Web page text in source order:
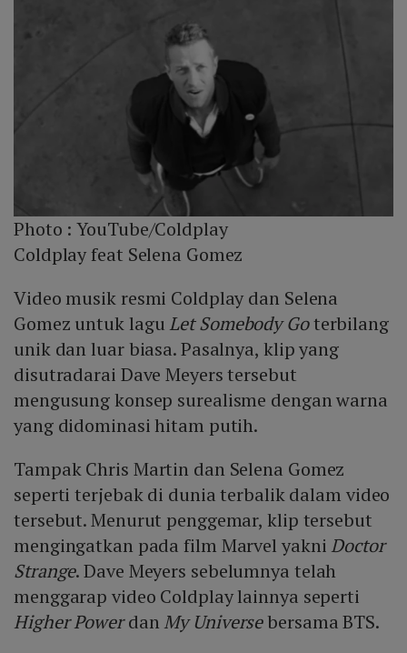
Photo :YouTube/Coldplay
Coldplay feat Selena Gomez
Video musik resmi Coldplay dan Selena
Gomez untuk lagu Let Somebody Goterbilang
unik dan luar biasa. Pasalnya, klip yang
disutradarai Dave Meyers tersebut
mengusung konsep surealisme dengan warna
yang didominasi hitam putih.
Tampak Chris Martin dan Selena Gomez
seperti terjebak di dunia terbalik dalam video
tersebut. Menurut penggemar, klip tersebut
mengingatkan pada film Marvel yakni Doctor
Strange. Dave Meyers sebelumnya telah
menggarap video Coldplay lainnya seperti
Higher Powerdan My Universebersama BTS.